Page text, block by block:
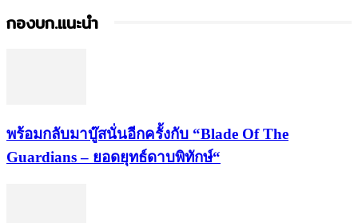
กองบก.แนะนำ
พร้อมกลับมาบู๊สนั่นอีกครั้งกับ “Blade Of The
Guardians – ยอดยุทธ์ดาบพิทักษ์“